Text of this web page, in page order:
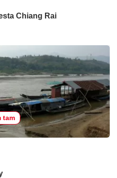
Chiang Rai
tam